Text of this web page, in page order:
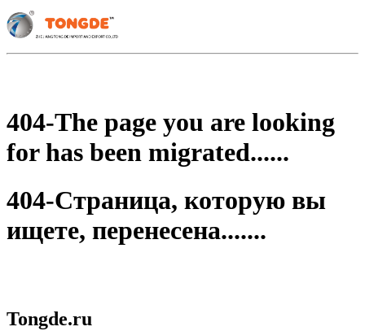
404-The page you are looking
for has been migrated......
404-Страница, которую вы
ищете, перенесена.......
Tongde.ru